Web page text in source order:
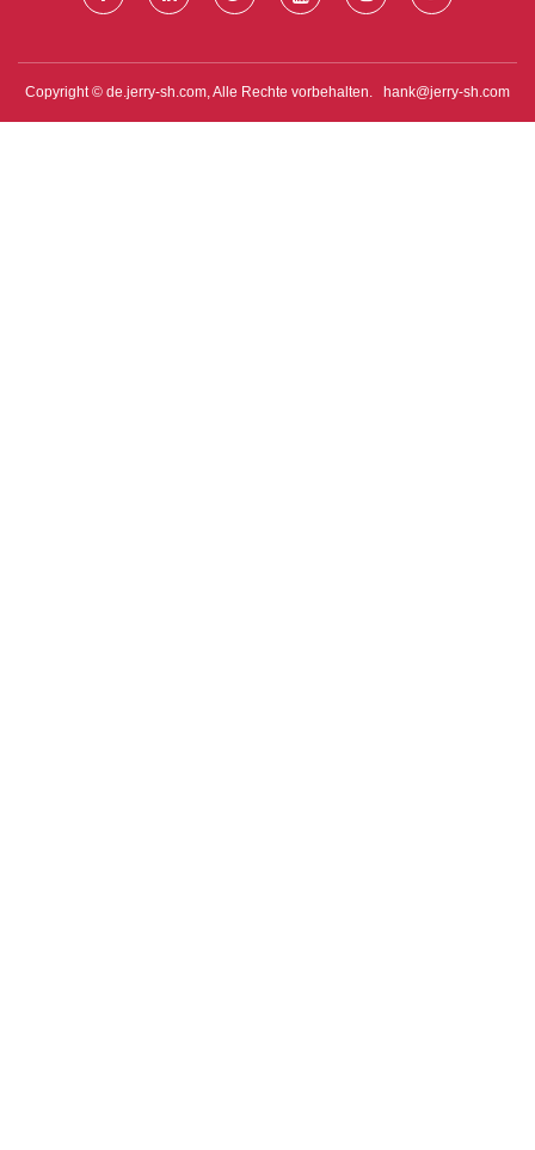
Copyright © de.jerry-sh.com, Alle Rechte vorbehalten. hank@jerry-sh.com